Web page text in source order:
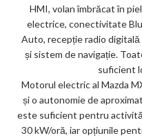
HMI, volan îmbrăcat în
electrice, conectivitate
Auto, recepție radio digitală
și sistem de navigație.
suficient
Motorul electric al Mazda
și o autonomie de
este suficient pentru
30 kW/oră, iar opțiunile